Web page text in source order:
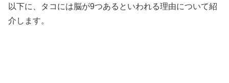
以下に、タコには脳が9つあるといわれる理由について紹
介します。